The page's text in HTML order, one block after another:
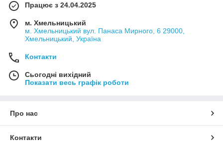
Працює з 24.04.2025
м. Хмельницький
м. Хмельницький вул. Панаса Мирного, 6 29000,
Хмельницький, Україна
Контакти
Сьогодні вихідний
Показати весь графік роботи
Про нас
Контакти